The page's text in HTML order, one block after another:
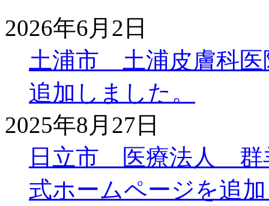
2026年6月2日
土浦市 土浦皮膚科医
追加しました。
2025年8月27日
日立市 医療法人 群
式ホームページを追